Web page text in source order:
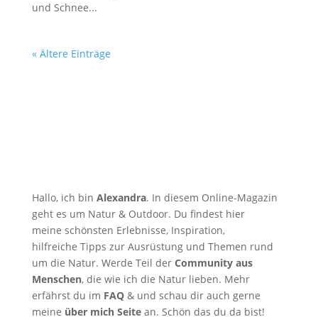
und Schnee...
« Ältere Einträge
Hallo, ich bin Alexandra. In diesem Online-Magazin
geht es um Natur & Outdoor. Du findest hier
meine schönsten Erlebnisse, Inspiration,
hilfreiche Tipps zur Ausrüstung und Themen rund
um die Natur. Werde Teil der Community aus
Menschen, die wie ich die Natur lieben. Mehr
erfährst du im FAQ& und schau dir auch gerne
meine über mich Seitean. Schön das du da bist!